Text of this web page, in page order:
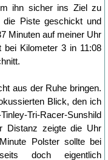
ihn sicher ins Ziel zu
Piste geschickt und
Minuten auf meiner Uhr
bei Kilometer 3 in 11:08
aus der Ruhe bringen.
Blick, den ich
Tri-Racer-Sunshild
Distanz zeigte die Uhr
Polster sollte bei
doch eigentlich